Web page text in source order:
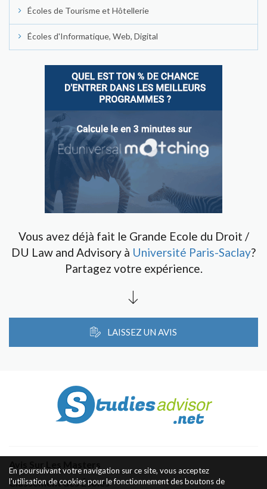
Écoles de Tourisme et Hôtellerie
Écoles d'Informatique, Web, Digital
Vous avez déjà fait le Grande Ecole du Droit /
DU Law and Advisory à Université Paris-Saclay?
Partagez votre expérience.
LAISSEZ UN AVIS
Classement des Écoles
En poursuivant votre navigation sur ce site, vous acceptez
l'utilisation de cookies pour le fonctionnement des boutons de